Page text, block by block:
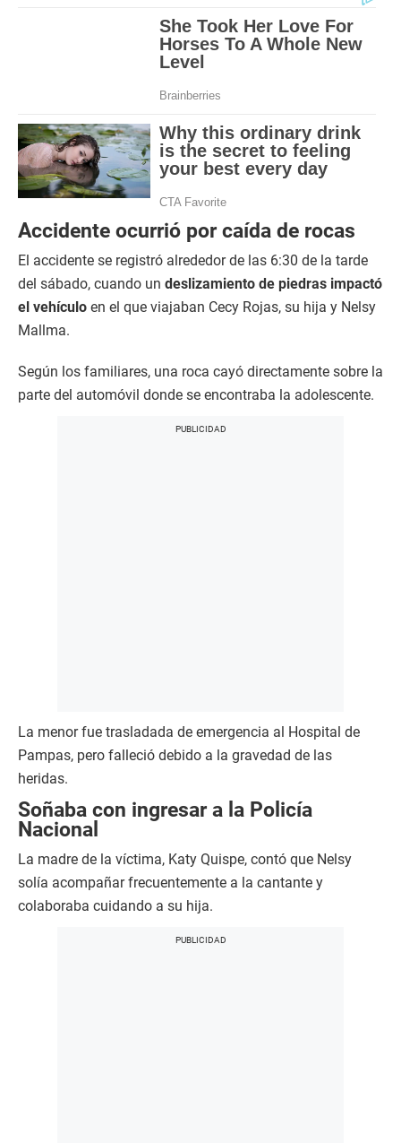
Accidente ocurrió por caída de rocas
El accidente se registró alrededor de las 6:30 de la tarde
del sábado, cuando un deslizamiento de piedras impactó
el vehículo en el que viajaban Cecy Rojas, su hija y Nelsy
Mallma.
Según los familiares, una roca cayó directamente sobre la
parte del automóvil donde se encontraba la adolescente.
La menor fue trasladada de emergencia al Hospital de
Pampas, pero falleció debido a la gravedad de las
heridas.
Soñaba con ingresar a la Policía
Nacional
La madre de la víctima, Katy Quispe, contó que Nelsy
solía acompañar frecuentemente a la cantante y
colaboraba cuidando a su hija.